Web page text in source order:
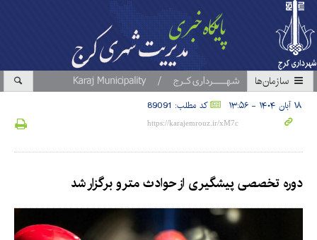
سازمان‎ها
۱۸ آبان ۱۴۰۴ - ۱۳:۵۶ کد مطلب: 89091
دوره تخصصی پیشگیری از حوادث مترو برگزار شد